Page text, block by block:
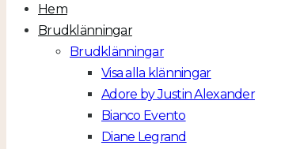
Hem
Brudklänningar
Brudklänningar
Visa alla klänningar
Adore by Justin Alexander
Bianco Evento
Diane Legrand